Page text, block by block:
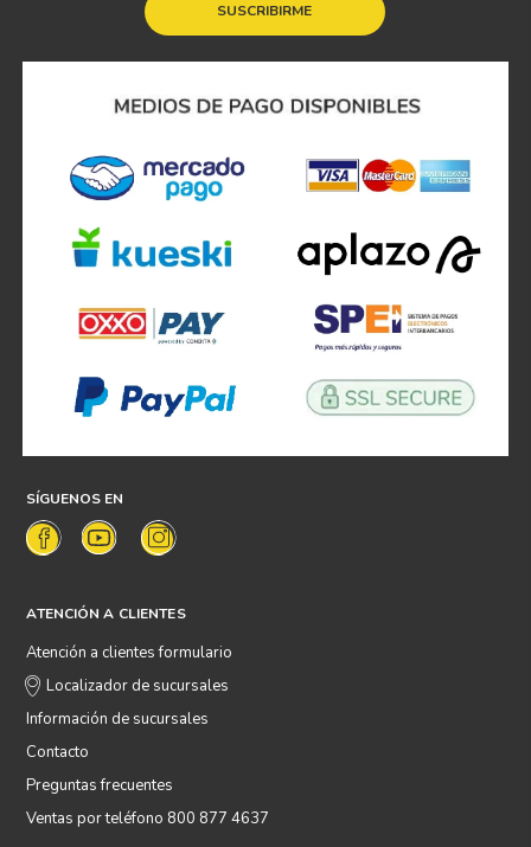
SUSCRIBIRME
SÍGUENOS EN
ATENCIÓN A CLIENTES
Atención a clientes formulario
Localizador de sucursales
Información de sucursales
Contacto
Preguntas frecuentes
Ventas por teléfono 800 877 4637